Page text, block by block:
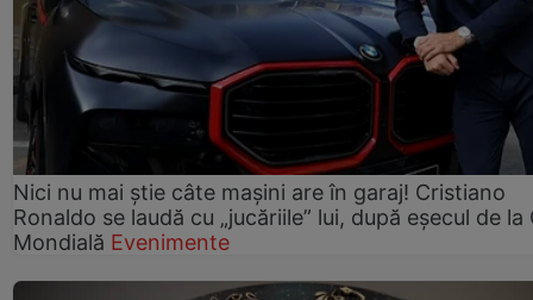
Nici nu mai știe câte mașini are în garaj! Cristiano
Ronaldo se laudă cu „jucăriile” lui, după eșecul de la
Mondială Evenimente